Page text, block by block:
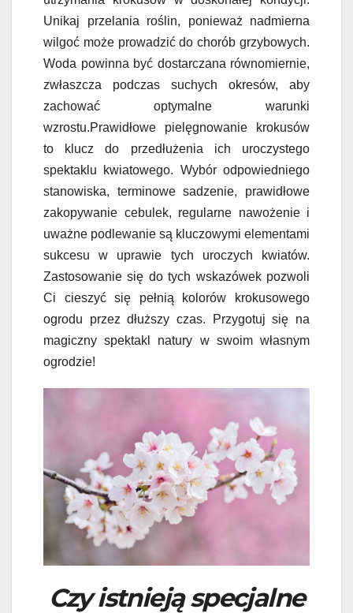
Unikaj przelania roślin, ponieważ nadmierna
wilgoć może prowadzić do chorób grzybowych.
Woda powinna być dostarczana równomiernie,
zwłaszcza podczas suchych okresów, aby
zachować optymalne warunki
wzrostu.Prawidłowe pielęgnowanie krokusów
to klucz do przedłużenia ich uroczystego
spektaklu kwiatowego. Wybór odpowiedniego
stanowiska, terminowe sadzenie, prawidłowe
zakopywanie cebulek, regularne nawożenie i
uważne podlewanie są kluczowymi elementami
sukcesu w uprawie tych uroczych kwiatów.
Zastosowanie się do tych wskazówek pozwoli
Ci cieszyć się pełnią kolorów krokusowego
ogrodu przez dłuższy czas. Przygotuj się na
magiczny spektakl natury w swoim własnym
ogrodzie!
Czy istnieją specjalne